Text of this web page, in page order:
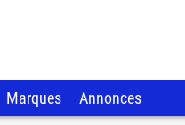
Marques Annonces